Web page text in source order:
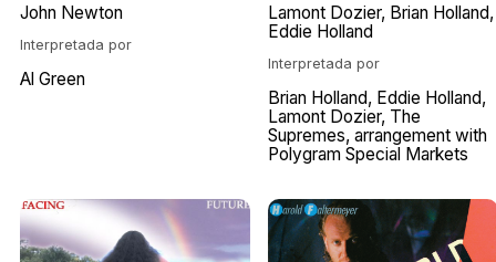
John Newton
Interpretada por
Al Green
Lamont Dozier Brian Holland
Eddie Holland
Interpretada por
Brian Holland Eddie Holland
Lamont Dozier The
Supremes arrangement with
Polygram Special Markets